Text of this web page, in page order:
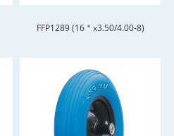
FFP1289 (16＂x3.50/4.00-8)